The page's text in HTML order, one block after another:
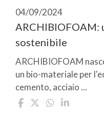
04/09/2024
ARCHIBIOFOAM:
sostenibile
ARCHIBIOFOAM
un bio-materiale per
cemento, acciaio ...